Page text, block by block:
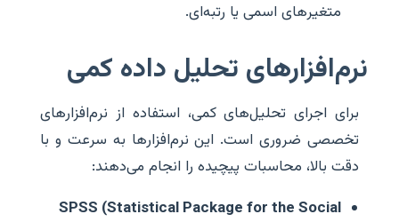
متغیرهای اسمی یا رتبه‌ای.
نرم‌افزارهای تحلیل داده کمی
برای اجرای تحلیل‌های کمی، استفاده از نرم‌افزارهای
تخصصی ضروری است. این نرم‌افزارها به سرعت و با
دقت بالا، محاسبات پیچیده را انجام می‌دهند:
SPSS (Statistical Package for the Social